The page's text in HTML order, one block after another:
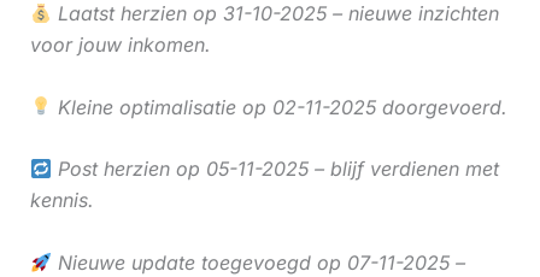
Laatst herzien op 31-10-2025 – nieuwe inzichten
voor jouw inkomen.
Kleine optimalisatie op 02-11-2025 doorgevoerd.
Post herzien op 05-11-2025 – blijf verdienen met
kennis.
Nieuwe update toegevoegd op 07-11-2025 –